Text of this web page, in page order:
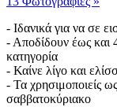
- Ιδανικά για να σε
- Αποδίδουν έως και
κατηγορία
- Καίνε λίγο και
- Τα χρησιμοποιείς
σαββατοκύριακο